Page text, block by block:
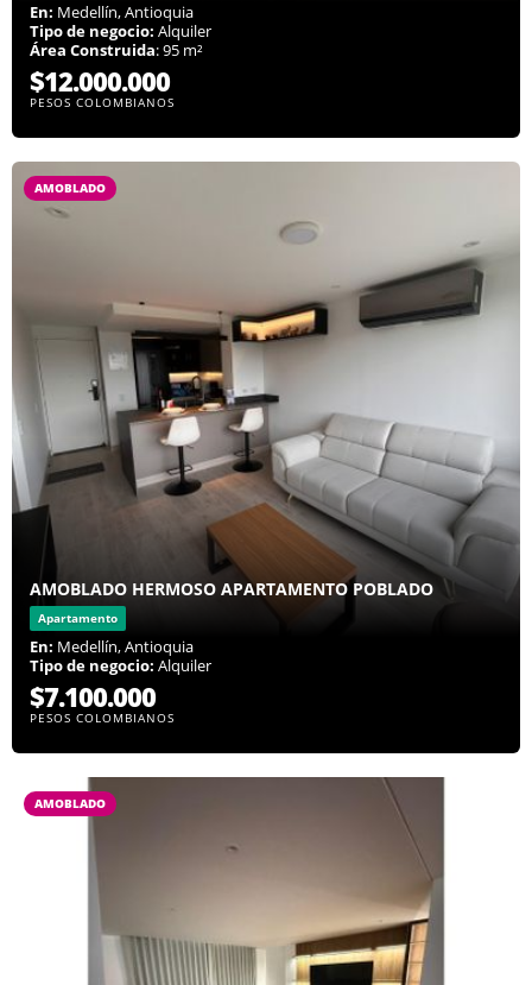
En: Medellín, Antioquia
Tipo de negocio: Alquiler
Área Construida: 95 m²
$12.000.000
PESOS COLOMBIANOS
AMOBLADO
AMOBLADO HERMOSO APARTAMENTO POBLADO
Apartamento
En: Medellín, Antioquia
Tipo de negocio: Alquiler
$7.100.000
PESOS COLOMBIANOS
AMOBLADO